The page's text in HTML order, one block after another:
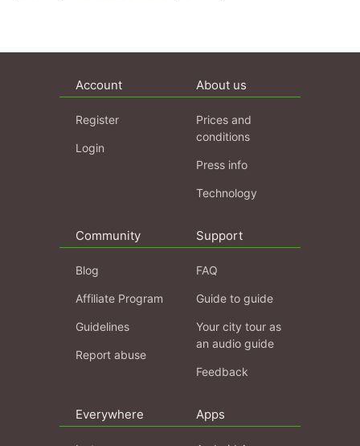
Account
Register
Login
About us
Prices and
conditions
Press info
Technology
Community
Blog
Affiliate Program
Guidelines
Report abuse
Support
FAQ
Guide to guide
Your city tour as
an audio guide
Feedback
Everywhere Apps